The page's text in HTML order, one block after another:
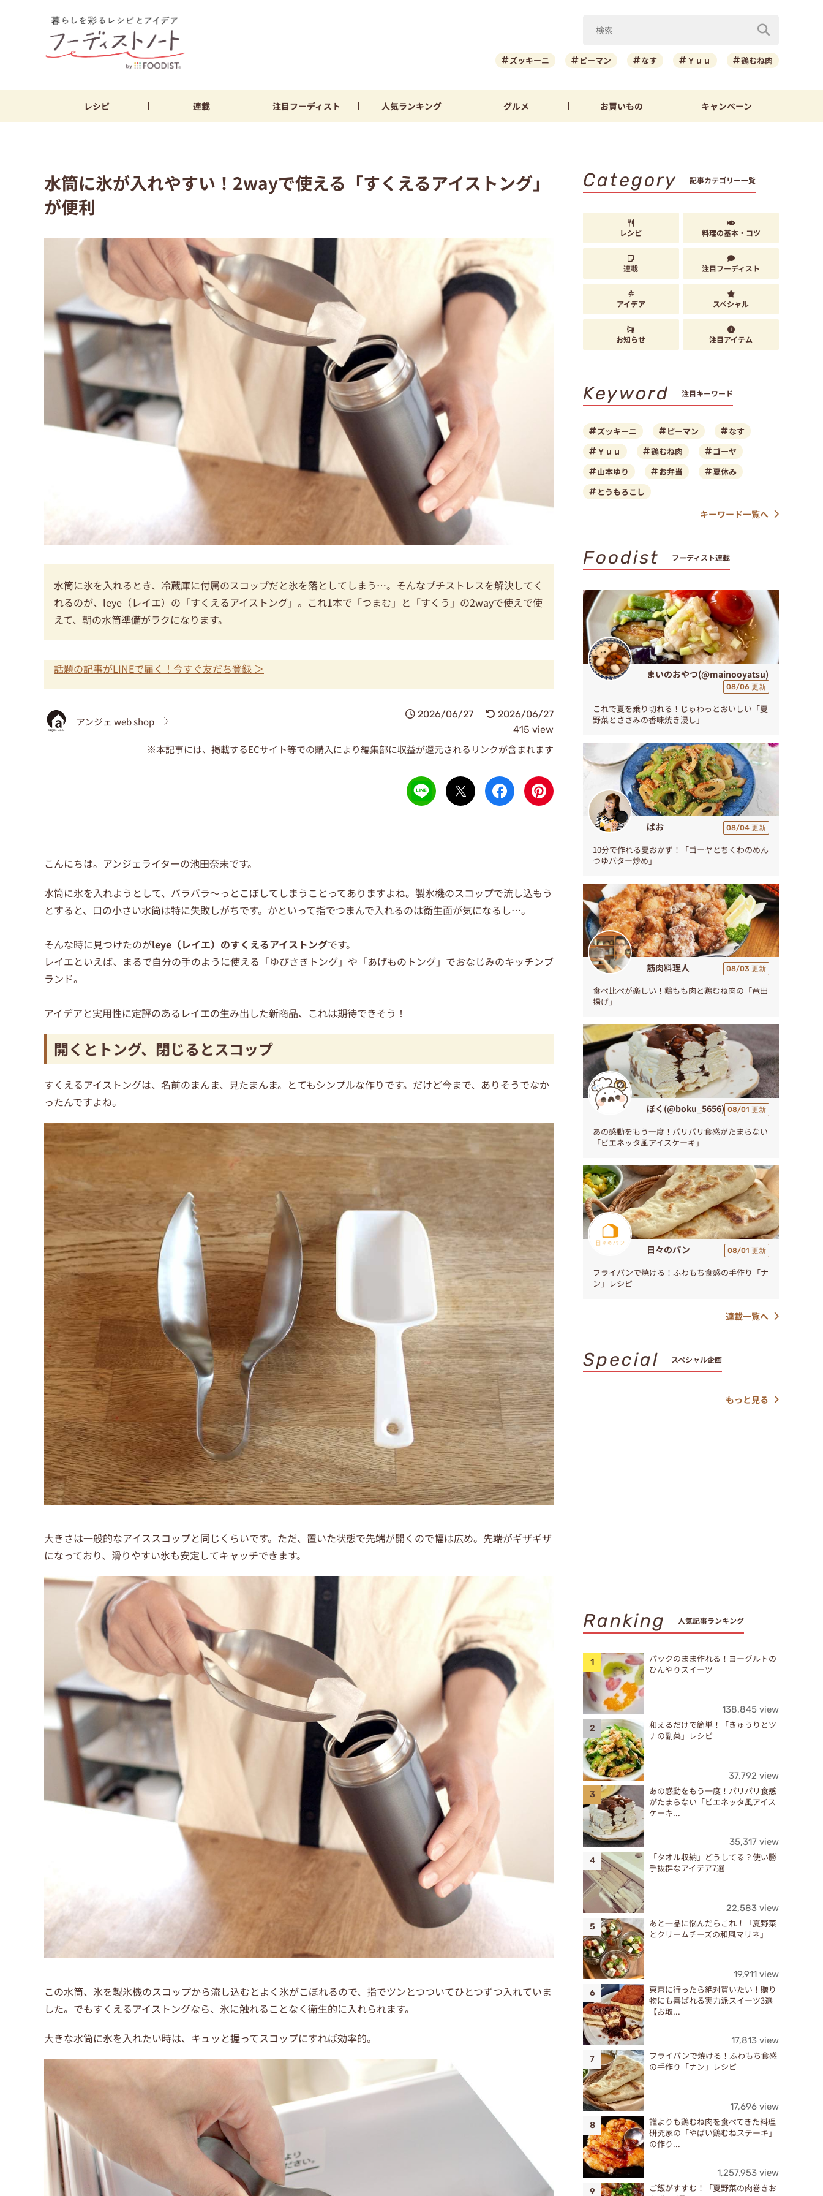
ズッキーニ ピーマン なす Ｙｕｕ 鶏むね肉
レシピ 連載 注目フーディスト 人気ランキング グルメ お買いもの キャンペーン
水筒に氷が入れやすい！2wayで使える「すくえるアイストング」
が便利
水筒に氷を入れるとき、冷蔵庫に付属のスコップだと氷を落としてしまう…。そんなプチストレスを解決してく
れるのが、leye（レイエ）の「すくえるアイストング」。これ1本で「つまむ」と「すくう」の2wayで使えで使
えて、朝の水筒準備がラクになります。
話題の記事がLINEで届く！今すぐ友だち登録 ＞
アンジェ web shop
2026/06/27
2026/06/27
415 view
※本記事には、掲載するECサイト等での購入により編集部に収益が還元されるリンクが含まれます
こんにちは。アンジェライターの池田奈未です。
水筒に氷を入れようとして、バラバラ～っとこぼしてしまうことってありますよね。製氷機のスコップで流し込もう
とすると、口の小さい水筒は特に失敗しがちです。かといって指でつまんで入れるのは衛生面が気になるし…。
そんな時に見つけたのがleye（レイエ）のすくえるアイストングです。
レイエといえば、まるで自分の手のように使える「ゆびさきトング」や「あげものトング」でおなじみのキッチンブ
ランド。
アイデアと実用性に定評のあるレイエの生み出した新商品、これは期待できそう！
開くとトング、閉じるとスコップ
すくえるアイストングは、名前のまんま、見たまんま。とてもシンプルな作りです。だけど今まで、ありそうでなか
ったんですよね。
大きさは一般的なアイススコップと同じくらいです。ただ、置いた状態で先端が開くので幅は広め。先端がギザギザ
になっており、滑りやすい氷も安定してキャッチできます。
この水筒、氷を製氷機のスコップから流し込むとよく氷がこぼれるので、指でツンとつついてひとつずつ入れていま
した。でもすくえるアイストングなら、氷に触れることなく衛生的に入れられます。
大きな水筒に氷を入れたい時は、キュッと握ってスコップにすれば効率的。
Category 記事カテゴリー一覧
レシピ 料理の基本・コツ
連載 注目フーディスト
アイデア スペシャル
お知らせ 注目アイテム
Keyword 注目キーワード
ズッキーニ ピーマン
なす
Ｙｕｕ
鶏むね肉
ゴーヤ
山本ゆり
お弁当
夏休み
とうもろこし
キーワード一覧へ
Foodist フーディスト連載
まいのおやつ(@mainooyatsu)
08/06 更新
これで夏を乗り切れる！じゅわっとおいしい「夏
野菜とささみの香味焼き浸し」
ぱお 08/04 更新
10分で作れる夏おかず！「ゴーヤとちくわのめん
つゆバター炒め」
筋肉料理人 08/03 更新
食べ比べが楽しい！鶏もも肉と鶏むね肉の「竜田
揚げ」
ぼく(@boku_5656) 08/01 更新
あの感動をもう一度！パリパリ食感がたまらない
「ビエネッタ風アイスケーキ」
日々のパン 08/01 更新
フライパンで焼ける！ふわもち食感の手作り「ナ
ン」レシピ
連載一覧へ
Special スペシャル企画
もっと見る
Ranking 人気記事ランキング
パックのまま作れる！ヨーグルトの
ひんやりスイーツ
138,845 view
和えるだけで簡単！「きゅうりとツ
ナの副菜」レシピ
37,792 view
あの感動をもう一度！パリパリ食感
がたまらない「ビエネッタ風アイス
ケーキ...
35,317 view
「タオル収納」どうしてる？使い勝
手抜群なアイデア7選
22,583 view
あと一品に悩んだらこれ！「夏野菜
とクリームチーズの和風マリネ」
19,911 view
東京に行ったら絶対買いたい！贈り
物にも喜ばれる実力派スイーツ3選
【お取...
17,813 view
フライパンで焼ける！ふわもち食感
の手作り「ナン」レシピ
17,696 view
誰よりも鶏むね肉を食べてきた料理
研究家の「やばい鶏むねステーキ」
の作り...
1,257,953 view
ご飯がすすむ！「夏野菜の肉巻きお